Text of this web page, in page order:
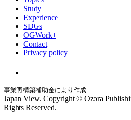
Study
Experience
SDGs
OGWork+
Contact
Privacy policy
事業再構築補助金により作成
Japan View. Copyright © Ozora
Rights Reserved.